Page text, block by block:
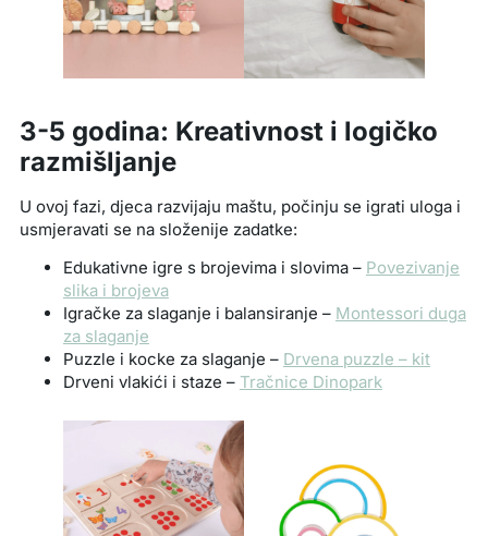
3-5 godina: Kreativnost i logičko
razmišljanje
U ovoj fazi, djeca razvijaju maštu, počinju se igrati uloga i
usmjeravati se na složenije zadatke:
Edukativne igre s brojevima i slovima – Povezivanje
slika i brojeva
Igračke za slaganje i balansiranje – Montessori duga
za slaganje
Puzzle i kocke za slaganje – Drvena puzzle – kit
Drveni vlakići i staze – Tračnice Dinopark